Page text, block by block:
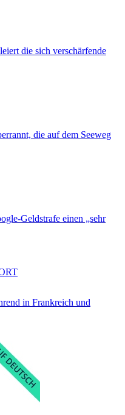
die sich verschärfende
die auf dem Seeweg
Geldstrafe einen „sehr
in Frankreich und